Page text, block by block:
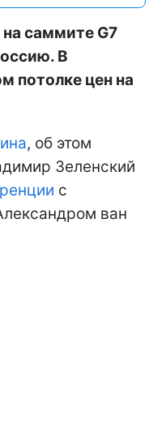
саммите G7
В
потолке цен на
, об этом
Зеленский
с
ван